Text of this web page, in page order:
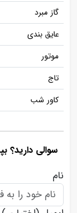
گاز مبرد
عایق بندی
موتور
تاج
کاور شب
سوالی دارید؟
نام